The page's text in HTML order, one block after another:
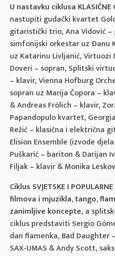
U nastavku ciklusa KLASIČNE
nastupiti gudački kvartet
gitaristički trio, Ana Vidović
simfonijski orkestar uz Đanu
uz Katarinu Livljanić, Virtuozi
Doveri – sopran, Splitski
– klavir, Vienna Hofburg
sopran uz Marija Čopora –
& Andreas Frölich – klavir,
Papandopulo kvartet,
Režić – klasična i električna
Elision Ensemble (izvode
Puškarić – bariton & Darijan
Filjak – klavir & Monika
Ciklus SVJETSKE I
filmova i mjuzikla, tango,
zanimljive koncepte, a
ciklus predstaviti Sergio
dan flamenka, Bad Daughter
SAX-UMAS & Andy Scott,